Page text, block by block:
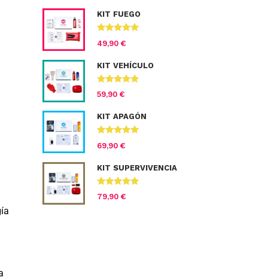
KIT FUEGO
Valorado
con4.67
49,90 €
KIT VEHÍCULO
Valorado con
5.00de 5
59,90 €
KIT APAGÓN
Valorado
con4.71
69,90 €
KIT SUPERVIVENCIA
Valorado con
5.00de 5
79,90 €